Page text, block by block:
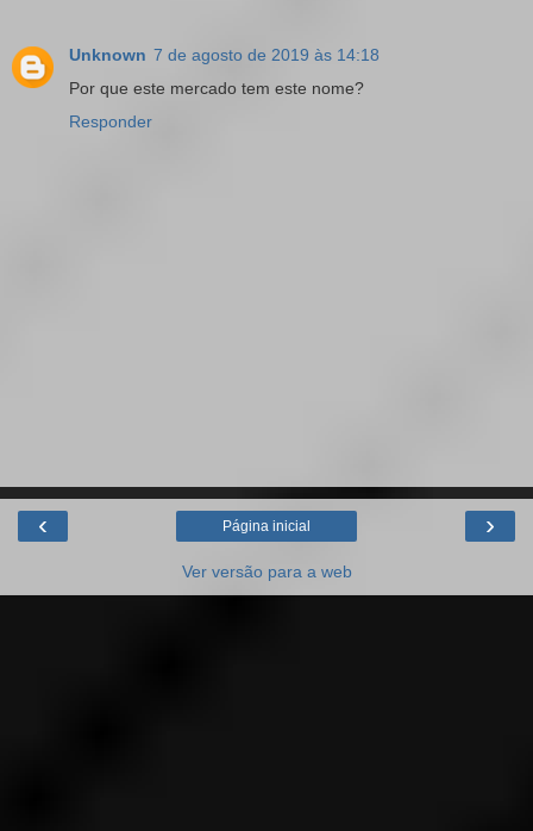
Unknown 7 de agosto de 2019 às 14:18
Por que este mercado tem este nome?
Responder
‹ ›
Página inicial
Ver versão para a web